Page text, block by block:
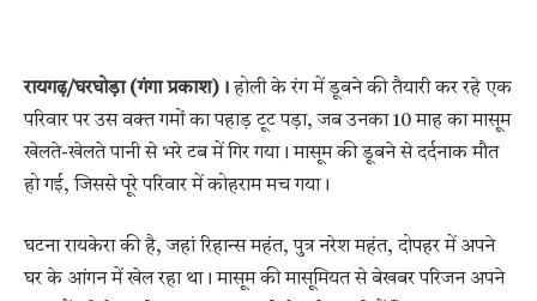
रायगढ़/घरघोड़ा (गंगा प्रकाश)। होली के रंग में डूबने की तैयारी कर रहे एक
परिवार पर उस वक्त गमों का पहाड़ टूट पड़ा, जब उनका 10 माह का मासूम
खेलते-खेलते पानी से भरे टब में गिर गया। मासूम की डूबने से दर्दनाक मौत
हो गई, जिससे पूरे परिवार में कोहराम मच गया।
घटना रायकेरा की है, जहां रिहान्स महंत, पुत्र नरेश महंत, दोपहर में अपने
घर के आंगन में खेल रहा था। मासूम की मासूमियत से बेखबर परिजन अपने